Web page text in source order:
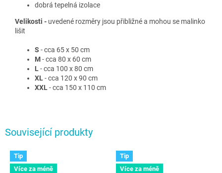
Související produkty
Tip
Více za méně
Tip
Více za méně
dobrá tepelná izolace
Velikosti - uvedené rozměry jsou přibližné a mohou se malinko
lišit
S - cca 65 x 50 cm
M- cca 80 x 60 cm
L- cca 100 x 80 cm
XL- cca 120 x 90 cm
XXL- cca 150 x 110 cm